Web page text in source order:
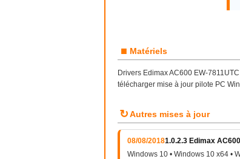
■ Matériels
Drivers Edimax AC600 EW-
télécharger mise à jour pilote PC
↻Autres mises à jour
08/08/20181.0.2.3 Edimax AC600
Windows 10 • Windows 10 x64 •